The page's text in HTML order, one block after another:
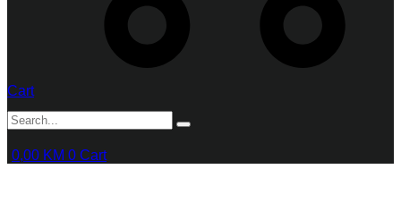
Cart
0,00 KM 0 Cart